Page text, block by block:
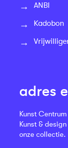
ANBI
Kadobon
adres
Kunst
Kunst &
onze collectie.